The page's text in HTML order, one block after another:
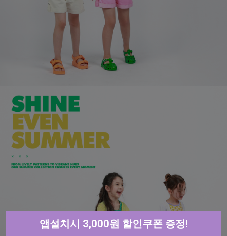
앱설치시 3,000원 할인쿠폰 증정!